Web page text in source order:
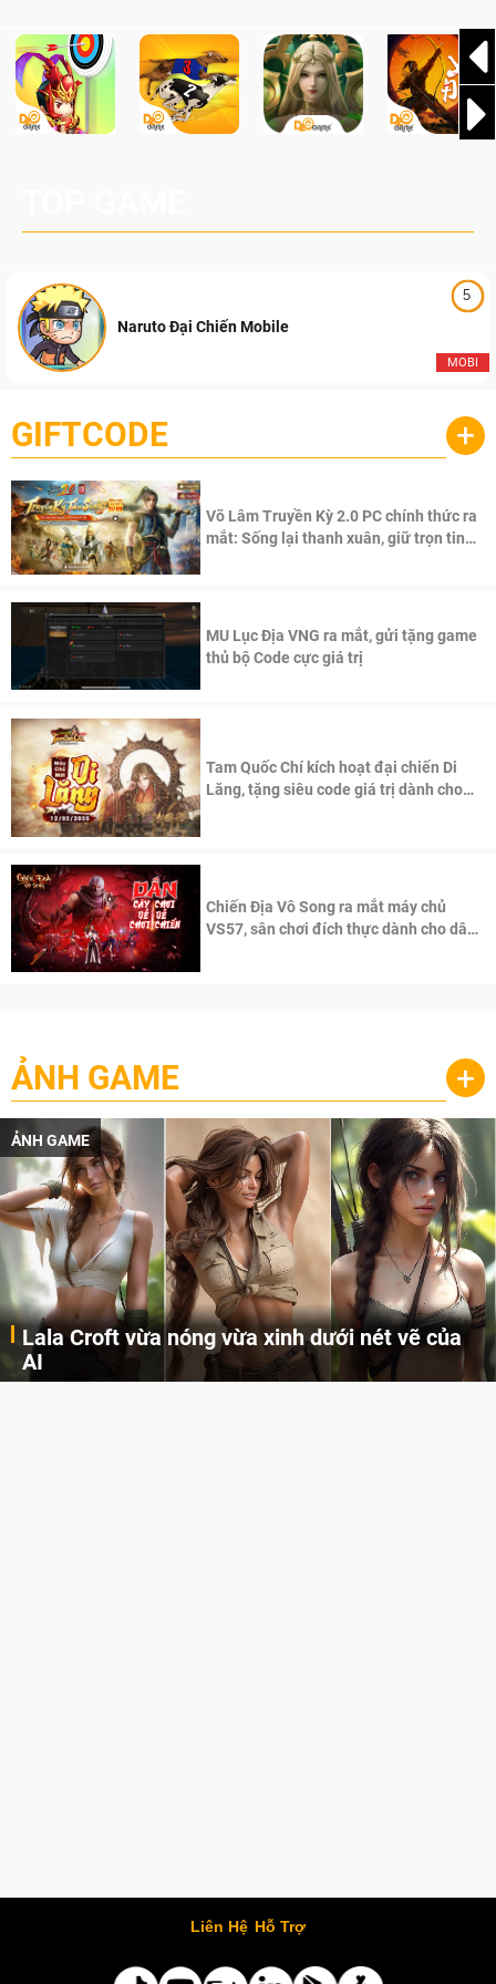
5
MOBI
Naruto Đại Chiến Mobile
GIFTCODE +
Võ Lâm Truyền Kỳ 2.0 PC chính thức ra
mắt: Sống lại thanh xuân, giữ trọn tinh
MU Lục Địa VNG ra mắt, gửi tặng game
thủ bộ Code cực giá trị
Tam Quốc Chí kích hoạt đại chiến Di
Lăng, tặng siêu code giá trị dành cho
Chiến Địa Vô Song ra mắt máy chủ
VS57, sân chơi đích thực dành cho dân
ẢNH GAME +
ẢNH GAME
Lala Croft vừa nóng vừa xinh dưới nét vẽ của
AI
Liên Hệ Hỗ Trợ